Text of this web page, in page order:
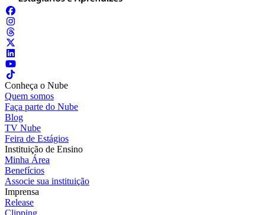
Conheça o Nube
Quem somos
Faça parte do Nube
Blog
TV Nube
Feira de Estágios
Instituição de Ensino
Minha Área
Benefícios
Associe sua instituição
Imprensa
Release
Clipping